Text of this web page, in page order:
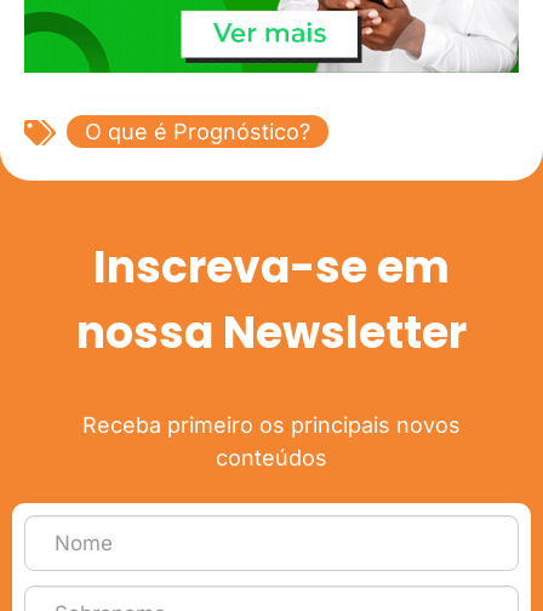
O que é Prognóstico?
Inscreva-se em
nossa Newsletter
Receba primeiro os principais novos
conteúdos